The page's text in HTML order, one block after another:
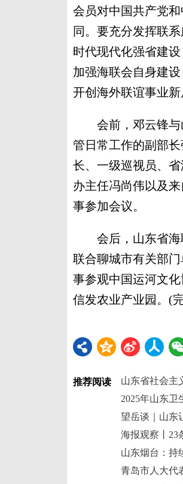
会员对中国共产党
同。要充分发挥联
时代现代化强省建
加强海联会自身建
开创海外联谊事业新
会前，邓云锋与
管日常工作的副部
长、一级巡视员、
办主任冯尚伟以及
事参加会议。
会后，山东省海
联合聊城市有关部
事参观中国运河文
信发农业产业园。(
推荐阅读
山东省社会主
2025年山东卫
望岳谈｜山东
海报观察丨23
山东烟台：持